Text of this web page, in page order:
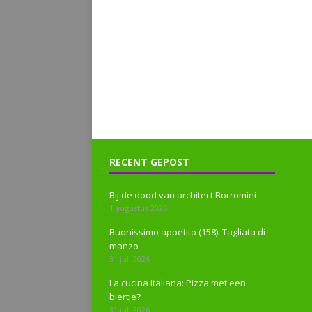
RECENT GEPOST
Bij de dood van architect Borromini
1 augustus 2026
Buonissimo appetito (158): Tagliata di
manzo
31 juli 2026
La cucina italiana: Pizza met een
biertje?
31 juli 2026